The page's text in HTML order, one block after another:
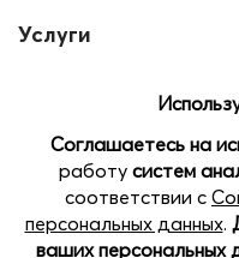
Услуги
Помощь
Доставка и оплата